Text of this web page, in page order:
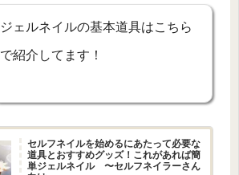
ジェルネイルの基本道具はこちら
で紹介してます！
セルフネイルを始めるにあたって必要な
道具とおすすめグッズ！これがあれば簡
単ジェルネイル 〜セルフネイラーさん